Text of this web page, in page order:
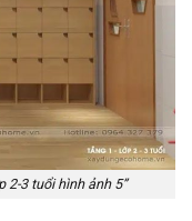
2-3 tuổi hình ảnh 5”